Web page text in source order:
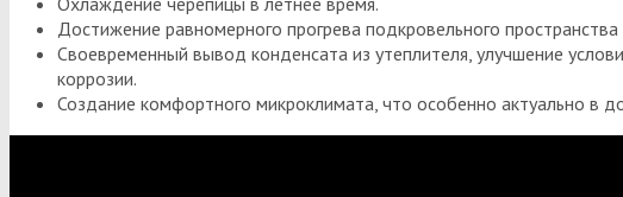
Достижение равномерного прогрева подкровельного
Своевременный вывод конденсата из утеплителя, улучшение
коррозии.
Создание комфортного микроклимата, что особенно актуально в